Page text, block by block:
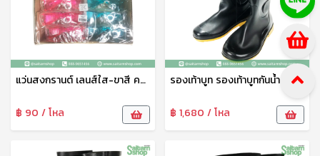
แว่นสงกรานต์ เลนส์ใส-ขาสี คละสี GL14A pmp
฿ 90 / โหล
รองเท้าบูท รองเท้าบูทกันน้ำ รองเท้าทำสวน รองเท้าบูทสูง 18.5 นิ้ว No.A1250 arrow star
฿ 1,680 / โหล